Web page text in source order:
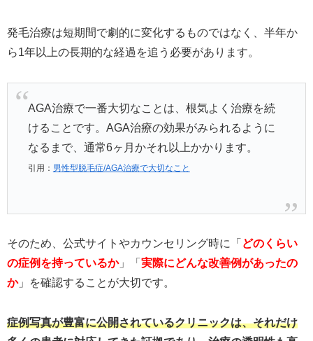
発毛治療は短期間で劇的に変化するものではなく、半年か
ら1年以上の長期的な経過を追う必要があります。
AGA治療で一番大切なことは、根気よく治療を続
けることです。AGA治療の効果がみられるように
なるまで、通常6ヶ月かそれ以上かかります。
引用： 男性型脱毛症/AGA治療で大切なこと
そのため、公式サイトやカウンセリング時に「 どのくらい
の症例を持っているか」「 実際にどんな改善例があったの
か」を確認することが大切です。
症例写真が豊富に公開されているクリニックは、それだけ